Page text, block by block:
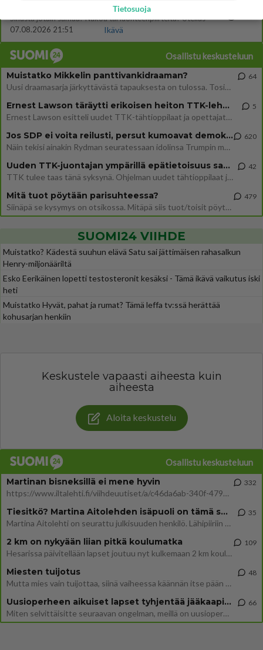
Sinusta jotain samaa? Näköä tai luonteenpiirteitä? Utelias
07.08.2026 21:51
Ikävä
Osallistu keskusteluun
Muistatko Mikkelin panttivankidraaman?
Uusi draamasarja järkyttävästä tapauksesta on tulossa. Tositapahtumiin perustuva sarja ammentaa vuoden 1986 Mikkelin pan
64
Ernest Lawson täräytti erikoisen heiton TTK-lehdistötilaisuudessa: " Onko tässä tarkoituksena...?"
Ernest Lawson esitteli uudet TTK-tähtioppilaat ja opettajat torstaina 6.8. lehdistölle. Tulevalla kaudella on yksi hausk
5
Jos SDP ei voita reilusti, persut kumoavat demokratian Suomesta
Näin tekisi ainakin Rydman seuratessaan idolinsa Trumpin mallia https://www.is.fi/politiikka/art-2000012187244.html
620
Uuden TTK-juontajan ympärillä epätietoisuus sakenee - Nyt MTV hämmentää soppaa
TTK tulee taas tänä syksynä. Ohjelman uudet tähtioppilaat julkistetaan torstaina 6. elokuuta klo 14 alkavassa lehdistö
42
Mitä tuot pöytään parisuhteessa?
Siinäpä se kysymys on otsikossa. Mitäpä siis tuot/toisit pöytään parisuhteessa? Oletko mies vai nainen? Koetko sen mitä
479
SUOMI24 VIIHDE
Muistatko? Kädestä suuhun elävä Satu sai jättimäisen rahasalkun
Henry-miljonääriltä
Esko Eerikäinen lopetti testosteronit kesäksi - Tämä ikävä vaikutus iski
heti
Muistatko Hyvät, pahat ja rumat? Tämä leffa tv:ssä herättää
kohusarjan henkiin
Keskustele vapaasti aiheesta kuin
aiheesta
Aloita keskustelu
Osallistu keskusteluun
Martinan bisneksillä ei mene hyvin
https://www.iltalehti.fi/viihdeuutiset/a/c46da6ab-340f-4790-aaa7-0865eed2336 Yrityksen konkurssihakemus on tullut kärä
332
Tiesitkö? Martina Aitolehden isäpuoli on tämä suosittu laulaja
Martina Aitolehti on seurattu julkisuuden henkilö. Lähipiiriin mahtuu muitakin tunnettuja henkilöitä. Tiesitkö, että Ma
35
2 km on nykyään liian pitkä koulumatka
Hesarissa päivitellään lapset joutuu nyt kulkemaan 2 km kouluun jösses. Ruostefillarilla tuo matka menee vaikka miten äk
109
Miesten tuijotus
Mutta mies vain tuijottaa, siinä vaiheessa käännän itse pään pois. Mikä juttu? Yleensä jos joku tuijottaa tai katsoo, hä
48
Uusioperheen aikuiset lapset tyhjentää jääkaapin käydessään
Miten selvittäisitte seuraavan ongelman, meillä on uusioperhe, minulla teini-ikäiset lapset ja puolisolla aikuiset, jotk
66
Tietosuoja